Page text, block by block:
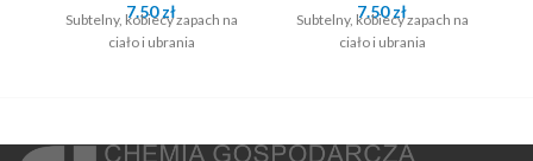
7.50zł
Subtelny, kobiecy zapach na
ciało i ubrania
7.50zł
Subtelny, kobiecy zapach na
ciało i ubrania